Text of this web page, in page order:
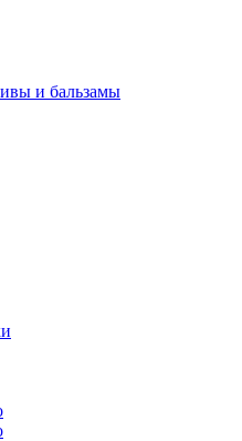
и бальзамы